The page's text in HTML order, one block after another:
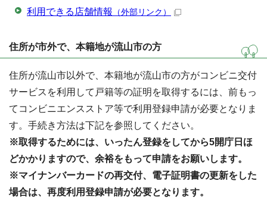
利用できる店舗情報 （外部リンク）
住所が市外で、本籍地が流山市の方
住所が流山市以外で、本籍地が流山市の方がコンビニ交付
サービスを利用して戸籍等の証明を取得するには、前もっ
てコンビニエンスストア等で利用登録申請が必要となりま
す。手続き方法は下記を参照してください。
※取得するためには、いったん登録をしてから5開庁日ほ
どかかりますので、余裕をもって申請をお願いします。
※マイナンバーカードの再交付、電子証明書の更新をした
場合は、再度利用登録申請が必要となります。